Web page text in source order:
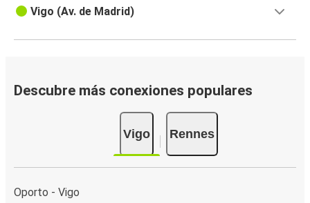
Vigo (Av. de Madrid)
Descubre más conexiones populares
Vigo Rennes
Oporto - Vigo